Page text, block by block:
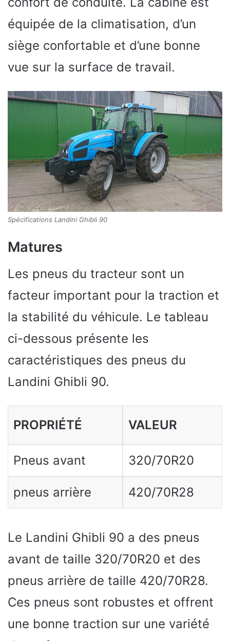
équipée de la climatisation, d’un
siège confortable et d’une bonne
vue sur la surface de travail.
Spécifications Landini Ghibli 90
Matures
Les pneus du tracteur sont un
facteur important pour la traction et
la stabilité du véhicule. Le tableau
ci-dessous présente les
caractéristiques des pneus du
Landini Ghibli 90.
PROPRIÉTÉ VALEUR
Pneus avant 320/70R20
pneus arrière 420/70R28
Le Landini Ghibli 90 a des pneus
avant de taille 320/70R20 et des
pneus arrière de taille 420/70R28.
Ces pneus sont robustes et offrent
une bonne traction sur une variété